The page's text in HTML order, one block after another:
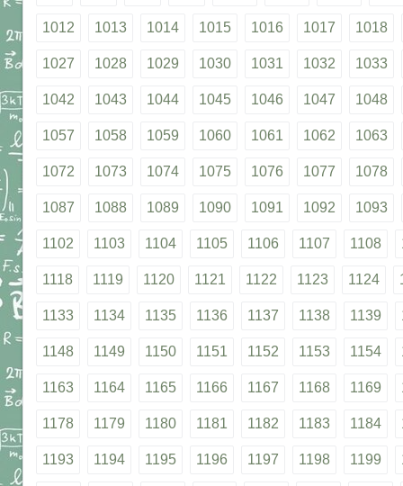
1012 1013 1014 1015 1016 1017 1018
1027 1028 1029 1030 1031 1032 1033
1042 1043 1044 1045 1046 1047 1048
1057 1058 1059 1060 1061 1062 1063
1072 1073 1074 1075 1076 1077 1078
1087 1088 1089 1090 1091 1092 1093
1102 1103 1104 1105 1106 1107 1108
1118 1119 1120 1121 1122 1123 1124
1133 1134 1135 1136 1137 1138 1139
1148 1149 1150 1151 1152 1153 1154
1163 1164 1165 1166 1167 1168 1169
1178 1179 1180 1181 1182 1183 1184
1193 1194 1195 1196 1197 1198 1199